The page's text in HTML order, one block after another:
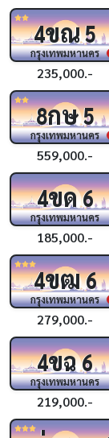
4ขณ5
กรุงเทพมหานคร
235,000.-
8กษ5
กรุงเทพมหานคร
559,000.-
4ขด6
กรุงเทพมหานคร
185,000.-
4ขฒ6
กรุงเทพมหานคร
279,000.-
4ขฉ6
กรุงเทพมหานคร
219,000.-